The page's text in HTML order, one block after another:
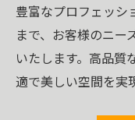
豊富なプロフェッシ
まで、お客様のニー
いたします。高品質
適で美しい空間を実